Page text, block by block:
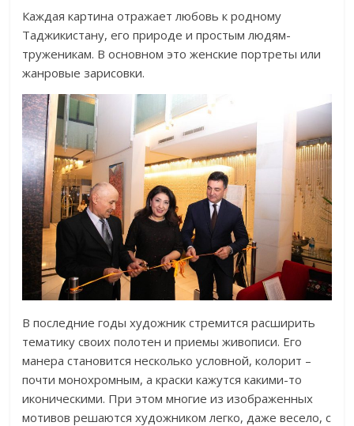
Каждая картина отражает любовь к родному
Таджикистану, его природе и простым людям-
труженикам. В основном это женские портреты или
жанровые зарисовки.
В последние годы художник стремится расширить
тематику своих полотен и приемы живописи. Его
манера становится несколько условной, колорит –
почти монохромным, а краски кажутся какими-то
иконическими. При этом многие из изображенных
мотивов решаются художником легко, даже весело, с